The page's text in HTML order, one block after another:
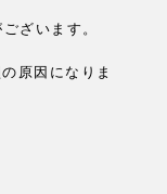
ざいます。
原因になりま